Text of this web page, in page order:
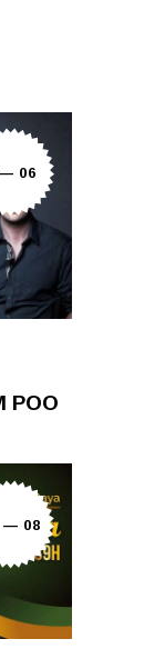
06
POO
— 08